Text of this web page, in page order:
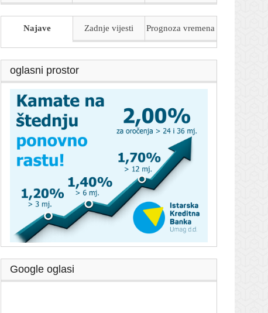
Najave Zadnje vijesti Prognoza vremena
oglasni prostor
Google oglasi